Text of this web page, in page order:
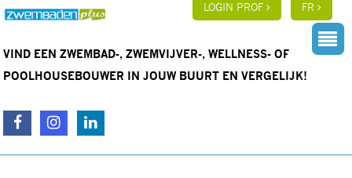
LOGIN PROF FR
VIND EEN ZWEMBAD-, ZWEMVIJVER-, WELLNESS- OF
POOLHOUSEBOUWER IN JOUW BUURT EN VERGELIJK!